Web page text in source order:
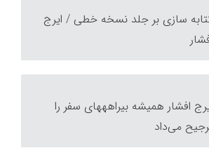
سازی بر جلد نسخه خطی / ایرج
ایرج افشار همیشه بیراهه‎های سفر را
می‌‏داد